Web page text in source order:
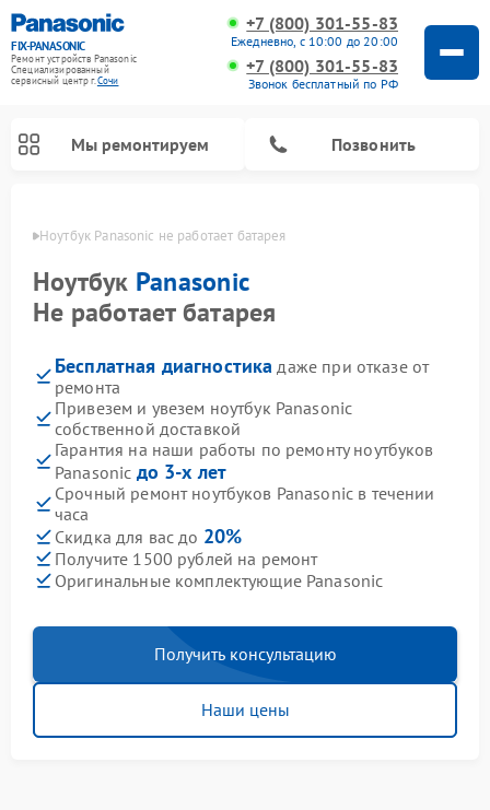
FIX-PANASONIC
Ремонт устройств Panasonic
Специализированный
cервисный центр г.Сочи
+7 (800) 301-55-83
Ежедневно, с 10:00 до 20:00
+7 (800) 301-55-83
Звонок бесплатный по РФ
Мы ремонтируем Позвонить
Сочи Ноутбук Panasonic не работает батарея
Ноутбук Panasonic
Не работает батарея
Бесплатная диагностика даже при отказе от
ремонта
Привезем и увезем ноутбук Panasonic
собственной доставкой
Гарантия на наши работы по ремонту ноутбуков
Panasonic до 3-х лет
Срочный ремонт ноутбуков Panasonic в течении
часа
Скидка для вас до 20%
Получите 1500 рублей на ремонт
Оригинальные комплектующие Panasonic
Получить консультацию
Наши цены